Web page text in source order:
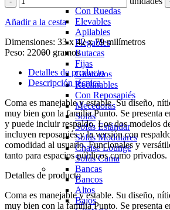
Con Ruedas
Elevables
Apilables
Plegables
Butacas
Fijas
Giratorios
Reclinables
Con Reposapiés
Mecedoras
Sofás
Sofás Estándar
Sofás Modulares
Chaise Lounge
Sofás Cama
Bancas
Bancos
Altos
Bajos
Añadir a la cesta
Dimensiones: 33 x 42 x 79 milímetros
Peso: 22000 gramos
Detalles de producto
Descripción técnica
Coma es manejable y estable. Su diseño,
muy bien con la familia Punto. Se presenta
y puede incluir respaldo. Los dos modelos
incluyen reposapiés y la versión con
comodidad al usuario. Funcionales y
tanto para espacios públicos como privados.
Detalles de producto
Coma es manejable y estable. Su diseño,
muy bien con la familia Punto. Se presenta